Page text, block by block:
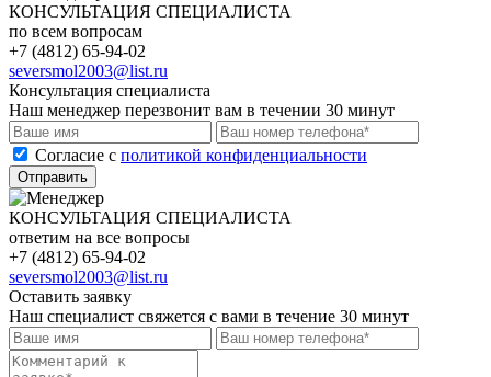
КОНСУЛЬТАЦИЯ СПЕЦИАЛИСТА
по всем вопросам
+7 (4812) 65-94-02
seversmol2003@list.ru
Консультация специалиста
Наш менеджер перезвонит вам в течении 30 минут
Cогласие с политикой конфиденциальности
Отправить
КОНСУЛЬТАЦИЯ СПЕЦИАЛИСТА
ответим на все вопросы
+7 (4812) 65-94-02
seversmol2003@list.ru
Оставить заявку
Наш специалист свяжется с вами в течение 30 минут